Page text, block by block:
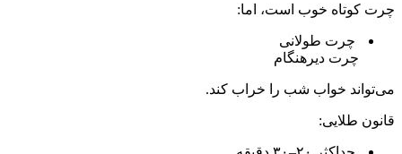
چرت کوتاه خوب است، اما:
چرت طولانی
چرت دیرهنگام
می‌تواند خواب شب را خراب کند.
قانون طلایی: